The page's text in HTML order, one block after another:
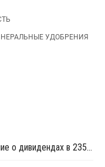
УДОБРЕНИЯ
Акционеры "Акрона" утвердили решение о дивидендах в 235 рублей на акцию